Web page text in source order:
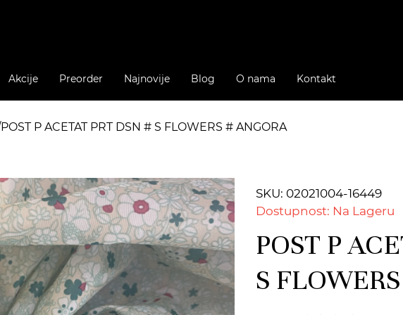
Akcije Preorder Najnovije Blog O nama Kontakt
POST P ACETAT PRT DSN # S FLOWERS # ANGORA
SKU: 02021004-16449
Dostupnost: Na Lageru
POST P
S